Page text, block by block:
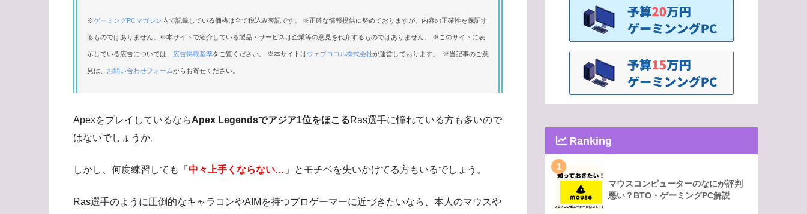
※ゲーミングPCマガジン内で記載している価格は全て税込み表記です。 ※正確な情報提供に努めておりますが、内容の正確性を保証す
るものではありません。※本サイトで紹介している製品・サービスは企業等の意見を代弁するものではありません。 ※このサイトに表
示している広告については、 広告掲載基準をご覧ください。 ※本サイトはウェブココル株式会社が運営しております。 ※当記事のご意
見は、 お問い合わせフォームからお寄せください。
ApexをプレイしているならApex Legendsでアジア1位をほこるRas選手に憧れている方も多いので
はないでしょうか。
しかし、何度練習しても「 中々上手くならない… 」とモチベを失いかけてる方もいるでしょう。
Ras選手のように圧倒的なキャラコンやAIMを持つプロゲーマーに近づきたいなら、本人のマウスや
Ranking
1
マウスコンピューターのなにが評判
悪い？BTO・ゲーミングPC解説